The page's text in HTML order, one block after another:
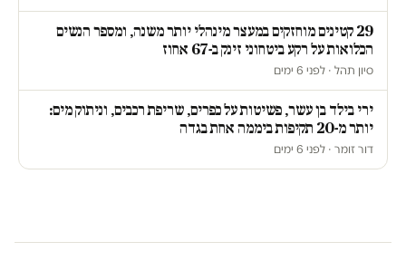
29 קטינים מוחזקים במעצר מינהלי יותר משנה, ומספר הנשים
הכלואות על רקע ביטחוני זינק ב-67 אחוז
סיון תהל · לפני 6 ימים
ירי בילד בן עשר, פשיטות על כפרים, שריפת רכבים, וניתוק מים:
יותר מ-20 תקיפות ביממה אחת בגדה
דור זומר · לפני 6 ימים